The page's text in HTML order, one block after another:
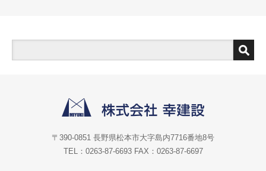
〒390-0851 長野県松本市大字島内7716番地8号
TEL：0263-87-6693 FAX：0263-87-6697